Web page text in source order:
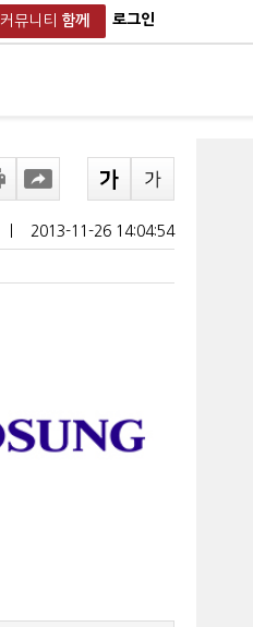
커뮤니티 함께 로그인
2013-11-26 14:04:54